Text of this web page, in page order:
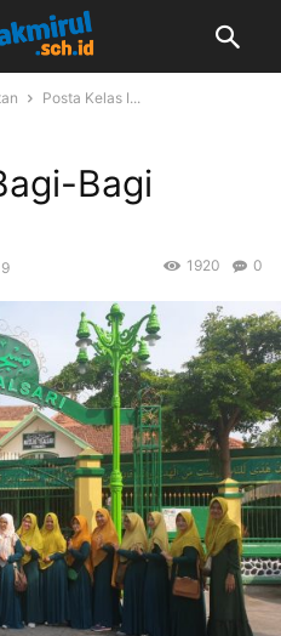
Posta Kelas I...
Bagi
0
1920